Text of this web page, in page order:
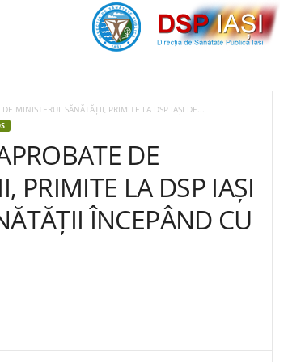
DE MINISTERUL SĂNĂTĂȚII, PRIMITE LA DSP IAȘI DE...
DE
PRIMITE LA DSP IAȘI
ÎNCEPÂND CU